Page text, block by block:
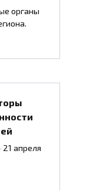
органы
21 апреля